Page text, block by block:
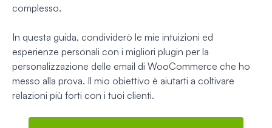
complesso.
In questa guida, condividerò le mie intuizioni ed
esperienze personali con i migliori plugin per la
personalizzazione delle email di WooCommerce che ho
messo alla prova. Il mio obiettivo è aiutarti a coltivare
relazioni più forti con i tuoi clienti.